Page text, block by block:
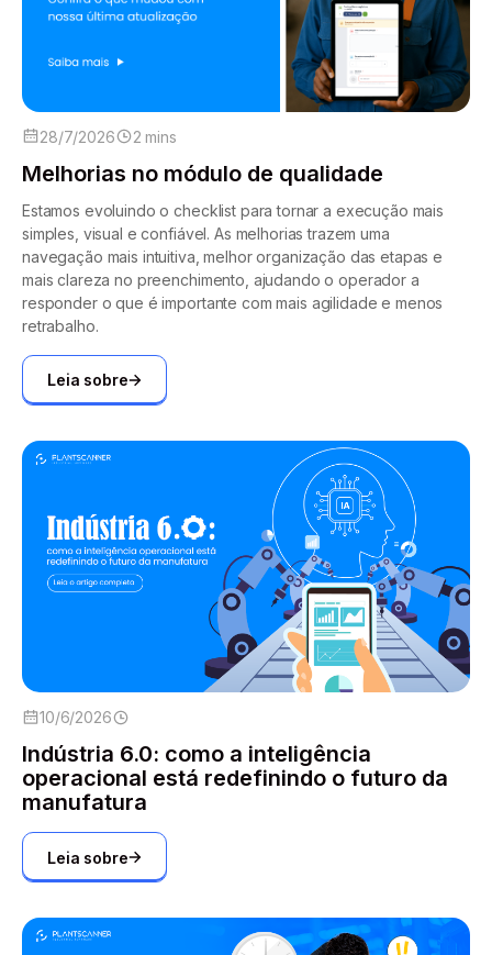
28/7/2026 2 mins
Melhorias no módulo de qualidade
Estamos evoluindo o checklist para tornar a execução mais
simples, visual e confiável. As melhorias trazem uma
navegação mais intuitiva, melhor organização das etapas e
mais clareza no preenchimento, ajudando o operador a
responder o que é importante com mais agilidade e menos
retrabalho.
Leia sobre
10/6/2026
Indústria 6.0: como a inteligência
operacional está redefinindo o futuro da
manufatura
Leia sobre